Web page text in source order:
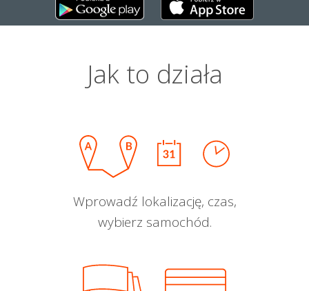
Jak to działa
Wprowadź lokalizację, czas,
wybierz samochód.